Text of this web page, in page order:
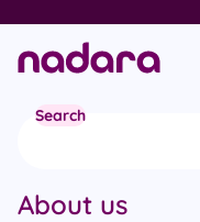
Skip to main content
Search
About us